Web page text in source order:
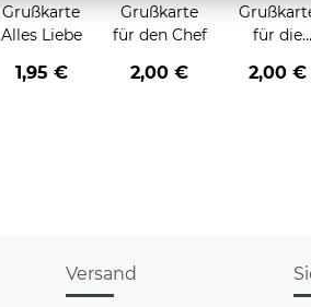
Grußkarte
Alles Liebe
1,95 €
Grußkarte
für den Chef
2,00 €
für die
2,00 €
Versand